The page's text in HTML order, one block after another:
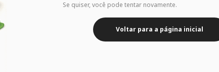
Se quiser, você pode tentar novamente.
Voltar para a página inicial